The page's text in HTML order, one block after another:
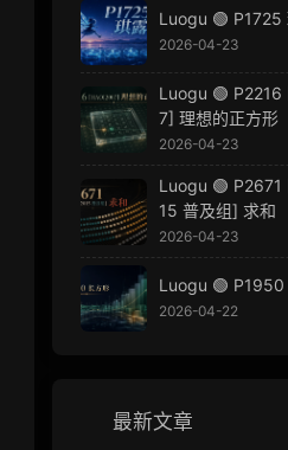
Luogu 🟢 P1725
2026-04-23
Luogu 🟢 P2216
7] 理想的正方形
2026-04-23
Luogu 🟢 P2671
15 普及组] 求和
2026-04-23
Luogu 🟢 P1950
2026-04-22
最新文章